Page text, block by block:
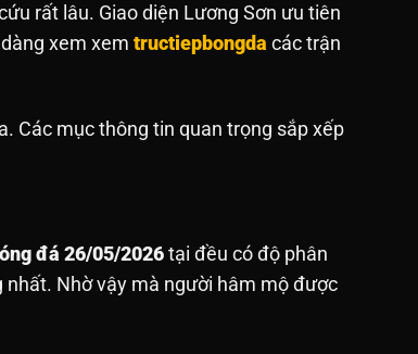
rất lâu. Giao diện Lương Sơn ưu tiên
xem xem tructiepbongda các trận
Các mục thông tin quan trọng sắp xếp
đá 26/05/2026 tại đều có độ phân
Nhờ vậy mà người hâm mộ được